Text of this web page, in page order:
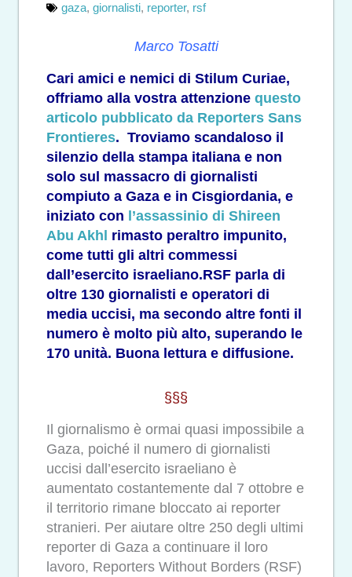
gaza, giornalisti, reporter, rsf
Marco Tosatti
Cari amici e nemici di Stilum Curiae,
offriamo alla vostra attenzione questo
articolo pubblicato da Reporters Sans
Frontieres. Troviamo scandaloso il
silenzio della stampa italiana e non
solo sul massacro di giornalisti
compiuto a Gaza e in Cisgiordania, e
iniziato con l’assassinio di Shireen
Abu Akhl rimasto peraltro impunito,
come tutti gli altri commessi
dall’esercito israeliano.RSF parla di
oltre 130 giornalisti e operatori di
media uccisi, ma secondo altre fonti il
numero è molto più alto, superando le
170 unità. Buona lettura e diffusione.
§§§
Il giornalismo è ormai quasi impossibile a
Gaza, poiché il numero di giornalisti
uccisi dall’esercito israeliano è
aumentato costantemente dal 7 ottobre e
il territorio rimane bloccato ai reporter
stranieri. Per aiutare oltre 250 degli ultimi
reporter di Gaza a continuare il loro
lavoro, Reporters Without Borders (RSF)